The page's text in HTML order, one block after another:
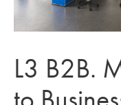
L3 B2B.